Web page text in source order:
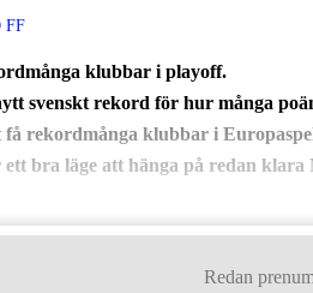
FF
klubbar i playoff.
svenskt rekord för hur många
få rekordmånga klubbar i
bra läge att hänga på redan klara
Redan